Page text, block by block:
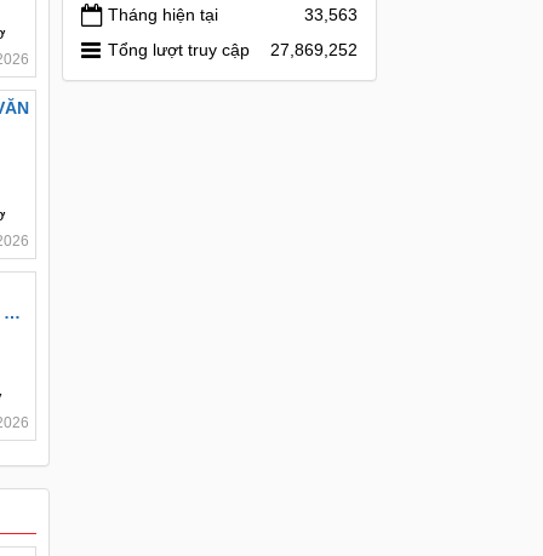
Tháng hiện tại
33,563
Tổng lượt truy cập
27,869,252